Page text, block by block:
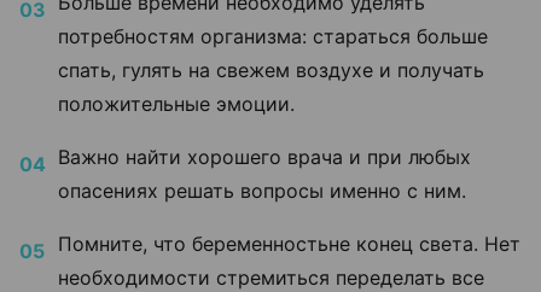
потребностям организма: стараться больше
спать, гулять на свежем воздухе и получать
положительные эмоции.
Важно найти хорошего врача и при любых
опасениях решать вопросы именно с ним.
Помните, что беременностьне конец света. Нет
необходимости стремиться переделать все